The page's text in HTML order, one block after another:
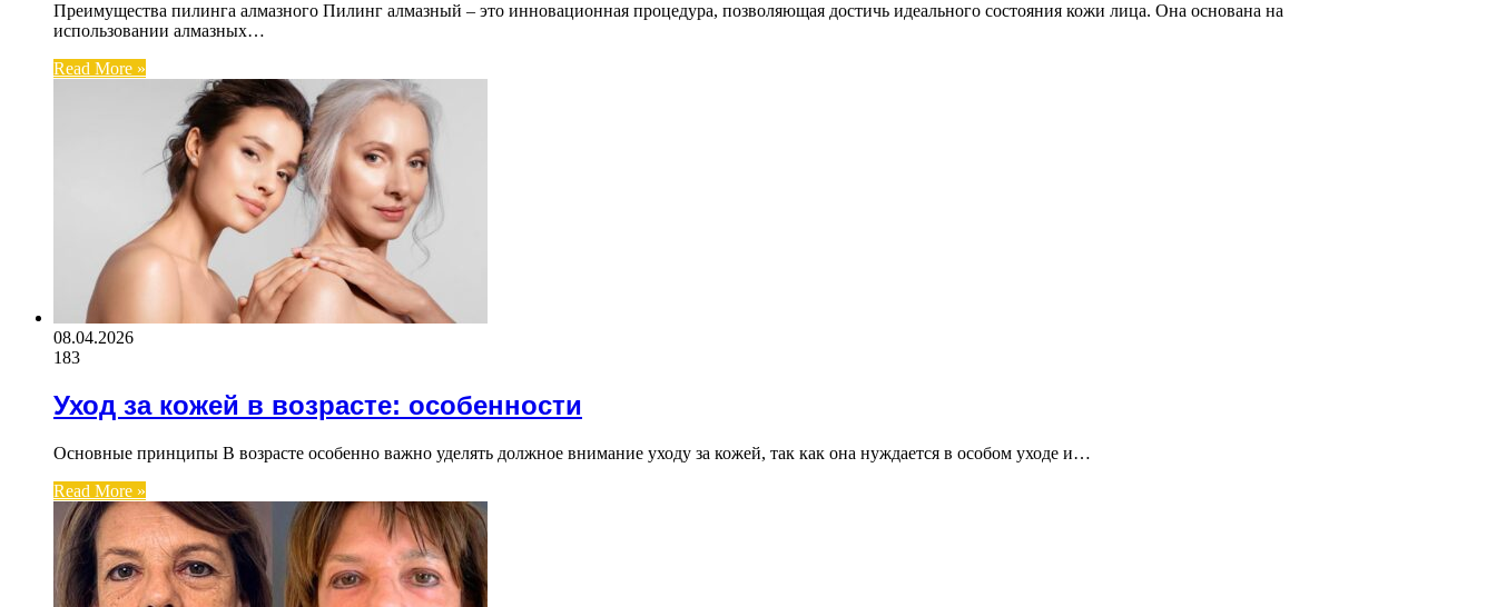
Преимущества пилинга алмазного Пилинг алмазный – это инновационная процедура, позволяющая достичь идеального состояния кожи лица. Она основана на
использовании алмазных…
Read More »
08.04.2026
183
Уход за кожей в возрасте: особенности
Основные принципы В возрасте особенно важно уделять должное внимание уходу за кожей, так как она нуждается в особом уходе и…
Read More »